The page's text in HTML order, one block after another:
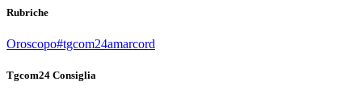
Rubriche
Oroscopo#tgcom24amarcord
Tgcom24 Consiglia